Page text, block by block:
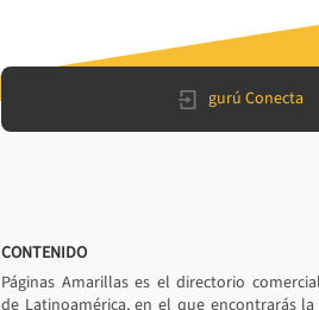
gurú Conecta
CONTENIDO
Páginas Amarillas es el directorio
de Latinoamérica, en el que encontrarás